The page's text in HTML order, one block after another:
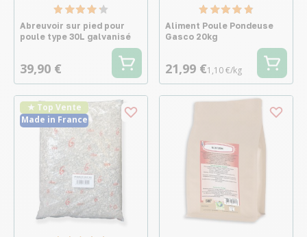
Abreuvoir sur pied pour
poule type 30L galvanisé
39,90 €
Aliment Poule Pondeuse
Gasco 20kg
21,99 €1,10 €/kg
★ Top Vente
Made in France